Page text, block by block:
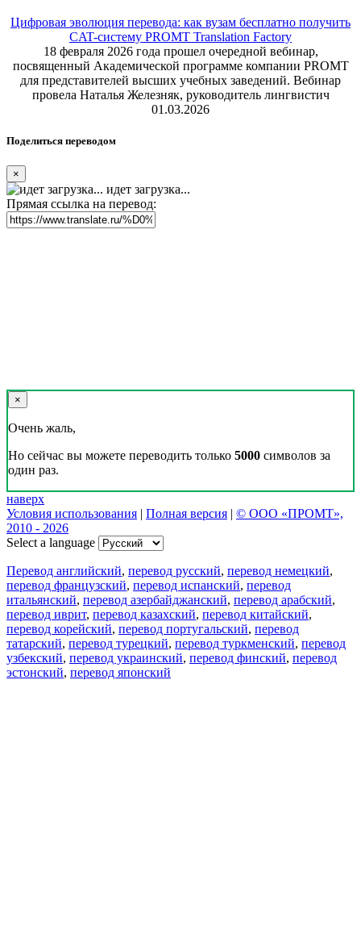
Цифровая эволюция перевода: как вузам бесплатно получить
CAT-систему PROMT Translation Factory
18 февраля 2026 года прошел очередной вебинар,
посвященный Академической программе компании PROMT
для представителей высших учебных заведений. Вебинар
провела Наталья Железняк, руководитель лингвистич
01.03.2026
Поделиться переводом
×
идет загрузка...
Прямая ссылка на перевод:
×
Очень жаль,
Но сейчас вы можете переводить только 5000 символов за
один раз.
наверх
Условия использования | Полная версия | © ООО «ПРОМТ»,
2010 - 2026
Select a language
Перевод английский, перевод русский, перевод немецкий,
перевод французский, перевод испанский, перевод
итальянский, перевод азербайджанский, перевод арабский,
перевод иврит, перевод казахский, перевод китайский,
перевод корейский, перевод португальский, перевод
татарский, перевод турецкий, перевод туркменский, перевод
узбекский, перевод украинский, перевод финский, перевод
эстонский, перевод японский